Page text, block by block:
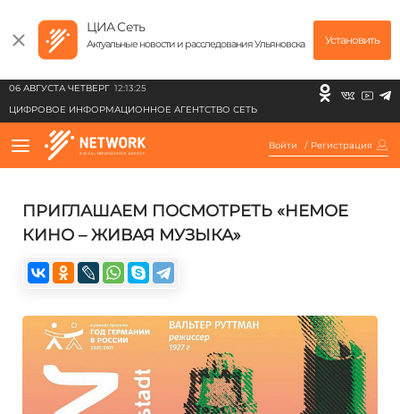
ЦИА Сеть
Актуальные новости и расследования Ульяновска Установить
06 АВГУСТА ЧЕТВЕРГ 12:13:25
ЦИФРОВОЕ ИНФОРМАЦИОННОЕ АГЕНТСТВО СЕТЬ
Войти / Регистрация
ПРИГЛАШАЕМ ПОСМОТРЕТЬ «НЕМОЕ
КИНО – ЖИВАЯ МУЗЫКА»